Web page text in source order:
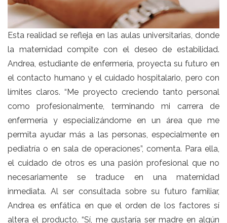
Esta realidad se refleja en las aulas universitarias, donde
la maternidad compite con el deseo de estabilidad.
Andrea, estudiante de enfermería, proyecta su futuro en
el contacto humano y el cuidado hospitalario, pero con
límites claros. “Me proyecto creciendo tanto personal
como profesionalmente, terminando mi carrera de
enfermería y especializándome en un área que me
permita ayudar más a las personas, especialmente en
pediatría o en sala de operaciones”, comenta. Para ella,
el cuidado de otros es una pasión profesional que no
necesariamente se traduce en una maternidad
inmediata. Al ser consultada sobre su futuro familiar,
Andrea es enfática en que el orden de los factores sí
altera el producto. “Sí, me gustaría ser madre en algún